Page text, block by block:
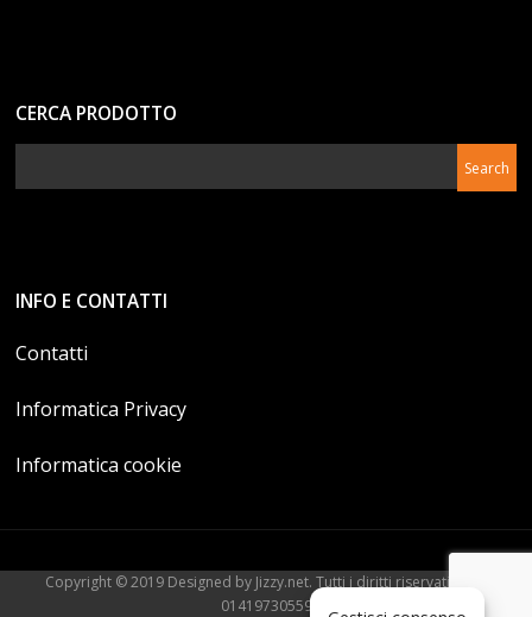
CERCA PRODOTTO
INFO E CONTATTI
Contatti
Informatica Privacy
Informatica cookie
Copyright © 2019 Designed by Jizzy.net. Tutti i diritti riservati. P.Iva
01419730559